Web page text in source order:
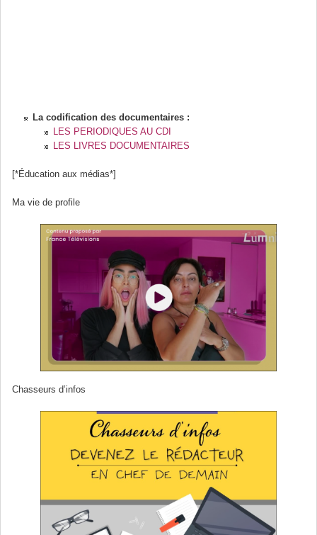
La codification des documentaires :
LES PERIODIQUES AU CDI
LES LIVRES DOCUMENTAIRES
[*Éducation aux médias*]
Ma vie de profile
Chasseurs d’infos